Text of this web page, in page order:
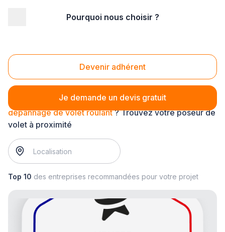
Pourquoi nous choisir ?
Devenir adhérent
Je demande un devis gratuit
Dépannage de volet roulant
dépannage de volet roulant? Trouvez votre poseur de
volet à proximité
Top 10 des entreprises recommandées pour votre projet